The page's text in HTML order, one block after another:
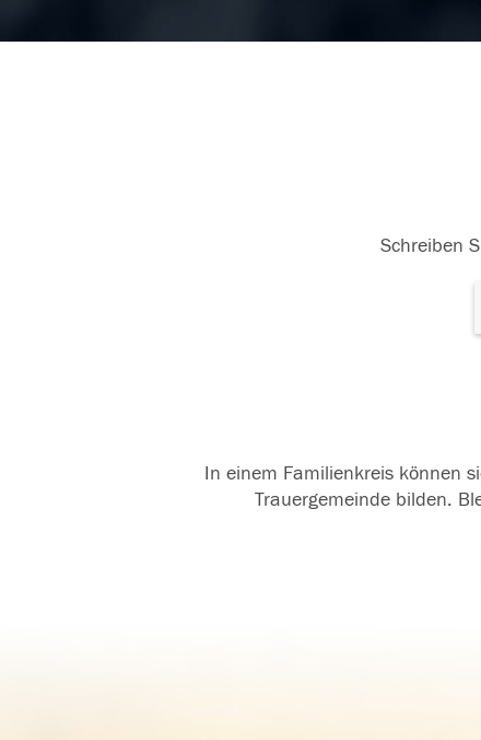
Schreiben
In einem Familienkreis können
Trauergemeinde bilden.